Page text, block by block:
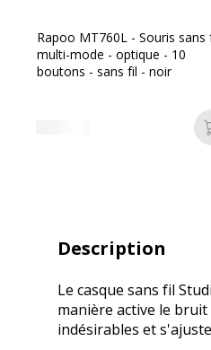
Rapoo MT760L - Souris sans
multi-mode - optique - 10
boutons - sans fil - noir
Description
Le casque sans fil
manière active le
indésirables et